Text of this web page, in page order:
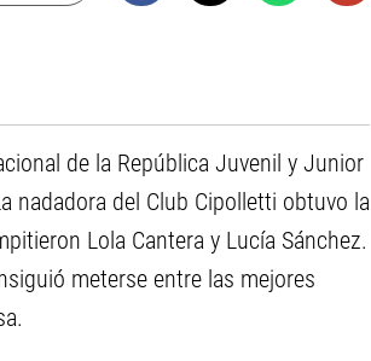
de la República Juvenil y Junior
nadadora del Club Cipolletti obtuvo la
Lola Cantera y Lucía Sánchez.
meterse entre las mejores